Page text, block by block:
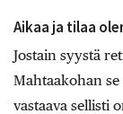
Aikaa ja tilaa
Jostain syystä
Mahtaakohan
vastaava sellisti